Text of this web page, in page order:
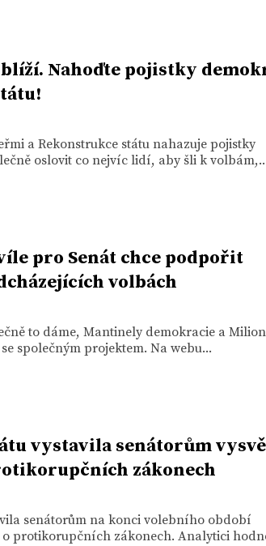
Nahoďte pojistky
a Rekonstrukce státu nahazuje pojistky
oslovit co nejvíc lidí, aby šli k
pro Senát chce podpořit
volbách
to dáme, Mantinely demokracie a
společným projektem. Na webu...
vystavila senátorům
zákonech
senátorům na konci volebního období
protikorupčních zákonech. Analytici